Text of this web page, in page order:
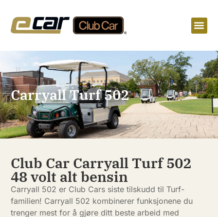
Carryall Turf 502
Club Car Carryall Turf 502
48 volt alt bensin
Carryall 502 er Club Cars siste tilskudd til Turf-
familien! Carryall 502 kombinerer funksjonene du
trenger mest for å gjøre ditt beste arbeid med